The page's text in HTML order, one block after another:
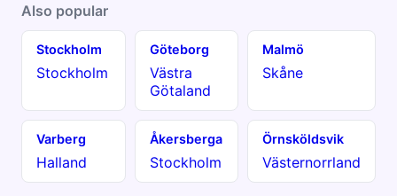
Also popular
Stockholm
Stockholm
Göteborg
Västra
Götaland
Malmö
Skåne
Varberg
Halland
Åkersberga
Stockholm
Örnsköldsvik
Västernorrland